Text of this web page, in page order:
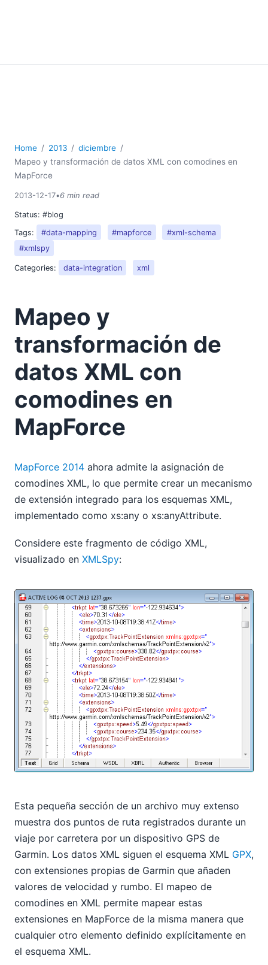
Home 2013
diciembre
Mapeo y transformación de datos XML con comodines en
MapForce
2013-12-17•6 min read
Status: #blog
Tags:
#data-mapping #mapforce
#xml-schema
#xmlspy
Categories: data-integration xml
Mapeo y
transformación de
datos XML con
comodines en
MapForce
MapForce 2014 ahora admite la asignación de
comodines XML, lo que permite crear un mecanismo
de extensión integrado para los esquemas XML,
implementado como xs:any o xs:anyAttribute.
Considere este fragmento de código XML,
visualizado en XMLSpy:
Esta pequeña sección de un archivo muy extenso
muestra dos puntos de ruta registrados durante un
viaje por carretera por un dispositivo GPS de
Garmin. Los datos XML siguen el esquema XML GPX,
con extensiones propias de Garmin que añaden
valores de velocidad y rumbo. El mapeo de
comodines en XML permite mapear estas
extensiones en MapForce de la misma manera que
cualquier otro elemento definido explícitamente en
el esquema XML.